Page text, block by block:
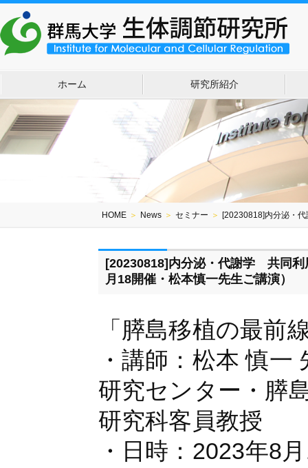
ホーム 研究所紹介
HOME ＞ News ＞ セミナー ＞ [20230818]内分泌・
[20230818]内分泌・代謝学 共同利
月18開催・松本慎一先生ご講演）
「膵島移植の最前
・講師：松本 慎
研究センター・膵
研究科客員教授
・日時：2023年8